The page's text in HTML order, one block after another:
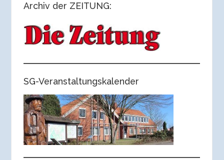
Archiv der ZEITUNG:
SG-Veranstaltungskalender